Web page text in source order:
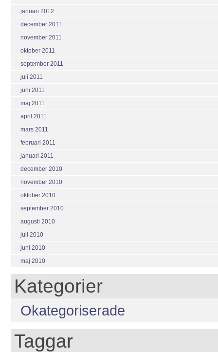
januari 2012
december 2011
november 2011
oktober 2011
september 2011
juli 2011
juni 2011
maj 2011
april 2011
mars 2011
februari 2011
januari 2011
december 2010
november 2010
oktober 2010
september 2010
augusti 2010
juli 2010
juni 2010
maj 2010
Kategorier
Okategoriserade
Taggar